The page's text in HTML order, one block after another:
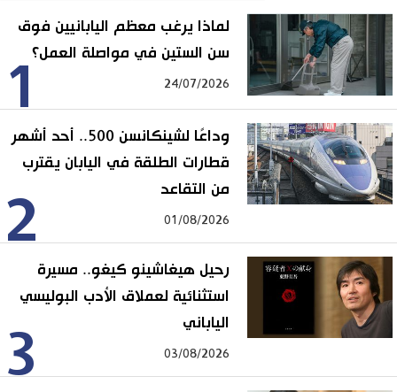
1
لماذا يرغب معظم اليابانيين فوق
سن الستين في مواصلة العمل؟
24/07/2026
2
وداعًا لشينكانسن 500.. أحد أشهر
قطارات الطلقة في اليابان يقترب
من التقاعد
01/08/2026
3
رحيل هيغاشينو كيغو.. مسيرة
استثنائية لعملاق الأدب البوليسي
الياباني
03/08/2026